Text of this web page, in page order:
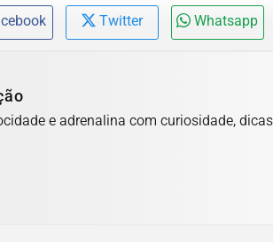
Twitter Whatsapp
e adrenalina com curiosidade,